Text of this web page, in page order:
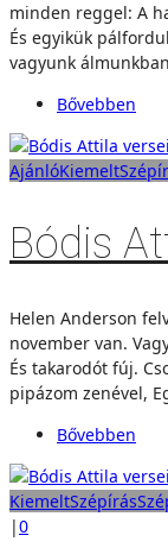
minden reggel: A
És egyikük
vagyunk
Bővebben
AjánlóKiemelt
Bódis
Helen Anderson
november van.
És takarodót fúj.
pipázom zenével,
Bővebben
KiemeltSzépírás
|0